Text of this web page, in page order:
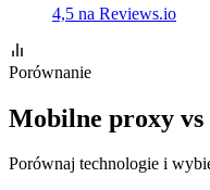
4,5 na Reviews.io
Porównanie
Mobilne proxy
Porównaj technologie i